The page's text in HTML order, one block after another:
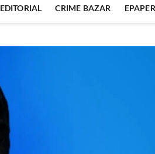
EDITORIAL CRIME BAZAR